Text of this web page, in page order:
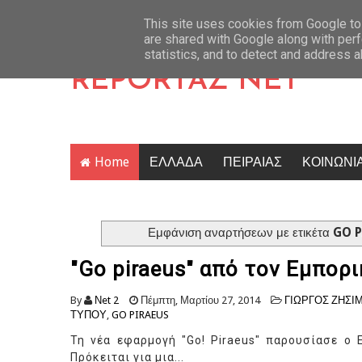
Latest News
Αίγινα: 43χρονος ανασύρθηκε νεκρός από τη θάλασσα
REPORTAZ NET
Home ΕΛΛΑΔΑ ΠΕΙΡΑΙΑΣ
Εμφάνιση αναρτήσεων με ετικέτα GO
"Go piraeus" από τον
By Νet 2 Πέμπτη, Μαρτίου 27, 2014 ΓΙΩΡΓΟΣ
ΤΥΠΟΥ, GO PIRAEUS
Τη νέα εφαρμογή "Go! Piraeus" παρουσίασε ο
Πρόκειται για μια...
This site uses cookies from Google
are shared with Google along with
statistics, and to detect and address